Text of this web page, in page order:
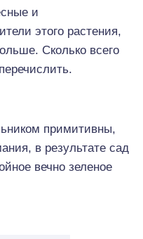
и
этого растения,
Сколько всего
примитивны,
в результате сад
вечно зеленое